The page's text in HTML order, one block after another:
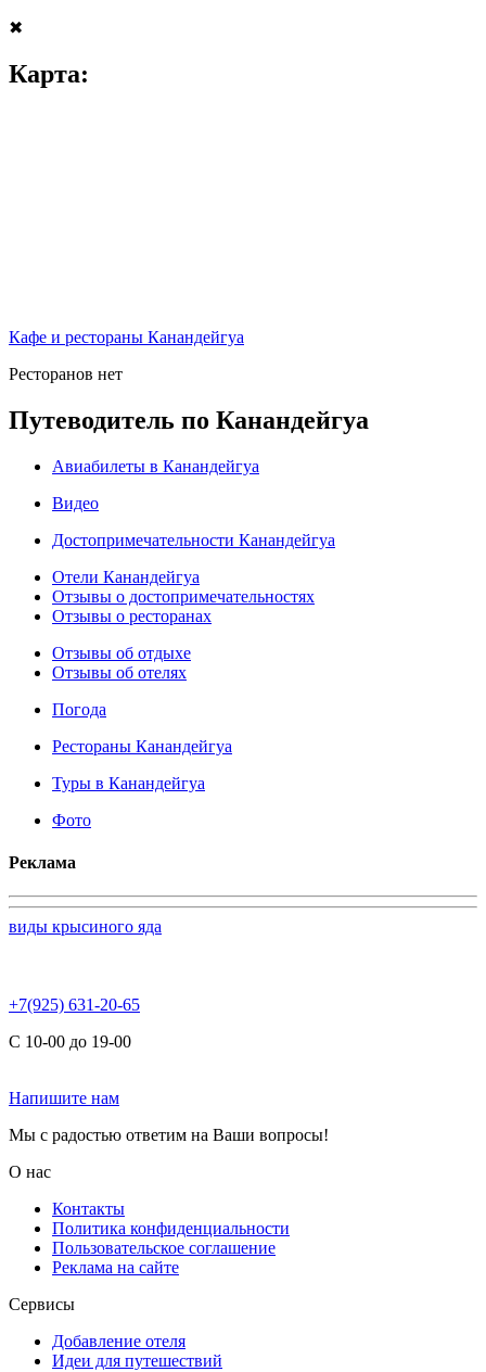
✖
Карта:
Кафе и рестораны Канандейгуа
Ресторанов нет
Путеводитель по Канандейгуа
Авиабилеты в Канандейгуа
Видео
Достопримечательности Канандейгуа
Отели Канандейгуа
Отзывы о достопримечательностях
Отзывы о ресторанах
Отзывы об отдыхе
Отзывы об отелях
Погода
Рестораны Канандейгуа
Туры в Канандейгуа
Фото
Реклама
виды крысиного яда
+7(925) 631-20-65
С 10-00 до 19-00
Напишите нам
Мы с радостью ответим на Ваши вопросы!
О нас
Контакты
Политика конфиденциальности
Пользовательское соглашение
Реклама на сайте
Сервисы
Добавление отеля
Идеи для путешествий